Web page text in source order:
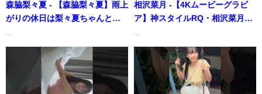
り
森脇梨々夏 - 【森脇梨々夏】雨上
がりの休日は梨々夏ちゃんとお
ブルch【ヤングキングBULL公
式】さんより
...
相沢菜月 -【4Kムービーグラビ
ア】神スタイルRQ・相沢菜月ち
ぽい表情にどきどきする水着撮
影に最高画質で没入密着【メイ
キング】（2022年10月27日） |
ヤンジャンTV【集英社ヤングジ
...